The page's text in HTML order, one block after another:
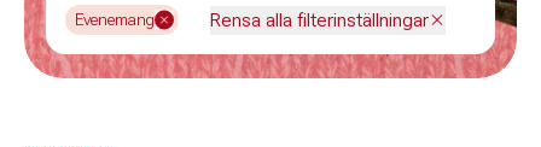
Evenemang Rensa alla filterinställningar